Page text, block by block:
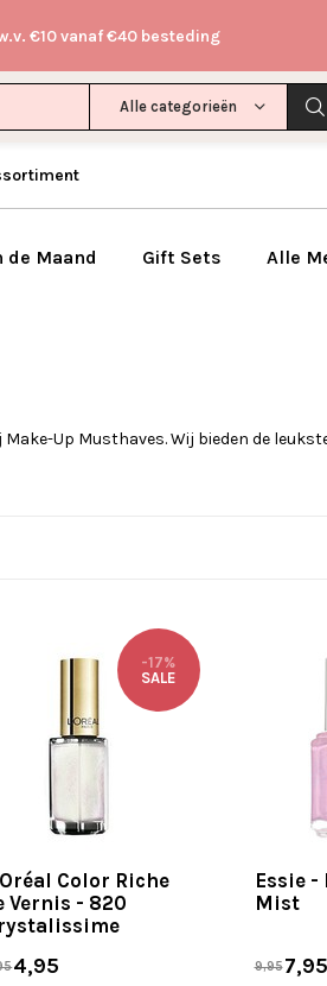
Alle categorieën
€10 vanaf €40 besteding
de Maand Gift Sets Alle
Up Musthaves. Wij bieden de
Color Riche
Vernis - 820
-17%
SALE
4,95
Essie -
Mist
9,957,95